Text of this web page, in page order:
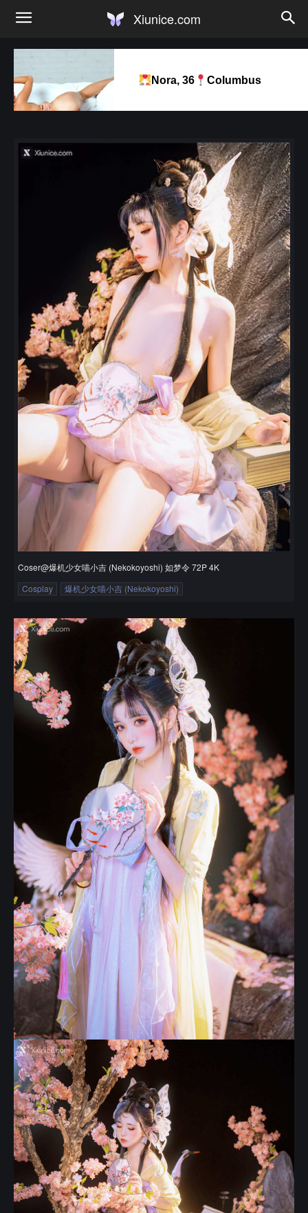
Xiunice.com
Nora, 36 Columbus
Coser@爆机少女喵小吉 (Nekokoyoshi) 如梦令 72P 4K
Cosplay
爆机少女喵小吉 (Nekokoyoshi)